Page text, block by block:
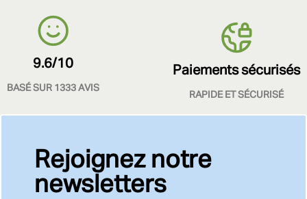
9.6/10
BASÉ SUR 1333 AVIS
Paiements sécurisés
RAPIDE ET SÉCURISÉ
Rejoignez notre
newsletters